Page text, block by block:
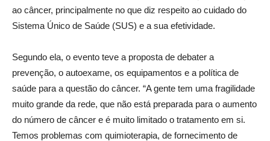
ao câncer, principalmente no que diz respeito ao cuidado do
Sistema Único de Saúde (SUS) e a sua efetividade.
Segundo ela, o evento teve a proposta de debater a
prevenção, o autoexame, os equipamentos e a política de
saúde para a questão do câncer. “A gente tem uma fragilidade
muito grande da rede, que não está preparada para o aumento
do número de câncer e é muito limitado o tratamento em si.
Temos problemas com quimioterapia, de fornecimento de